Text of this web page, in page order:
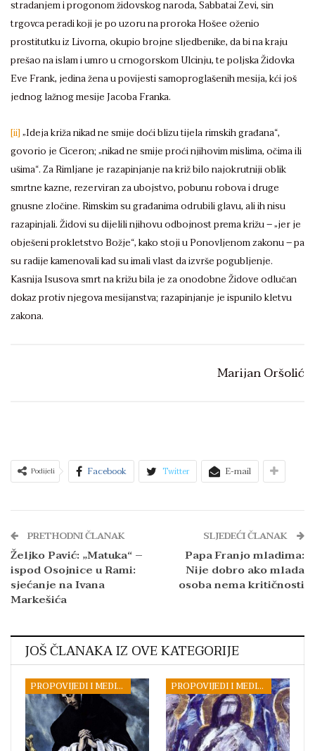
stradanjem i progonom židovskog naroda, Sabbatai Zevi, sin
trgovca peradi koji je po uzoru na proroka Hošee oženio
prostitutku iz Livorna, okupio brojne sljedbenike, da bi na kraju
prešao na islam i umro u crnogorskom Ulcinju, te poljska Židovka
Eve Frank, jedina žena u povijesti samoproglašenih mesija, kći još
jednog lažnog mesije Jacoba Franka.
[ii]„Ideja križa nikad ne smije doći blizu tijela rimskih građana“,
govorio je Ciceron; „nikad ne smije proći njihovim mislima, očima ili
ušima“. Za Rimljane je razapinjanje na križ bilo najokrutniji oblik
smrtne kazne, rezerviran za ubojstvo, pobunu robova i druge
gnusne zločine. Rimskim su građanima odrubili glavu, ali ih nisu
razapinjali. Židovi su dijelili njihovu odbojnost prema križu – „jer je
obješeni prokletstvo Božje“, kako stoji u Ponovljenom zakonu – pa
su radije kamenovali kad su imali vlast da izvrše pogubljenje.
Kasnija Isusova smrt na križu bila je za onodobne Židove odlučan
dokaz protiv njegova mesijanstva; razapinjanje je ispunilo kletvu
zakona.
Marijan Oršolić
Podijeli Facebook Twitter E-mail
PRETHODNI ČLANAK
Željko Pavić: „Matuka“ –
ispod Osojnice u Rami:
sjećanje na Ivana
Markešića
SLJEDEĆI ČLANAK
Papa Franjo mladima:
Nije dobro ako mlada
osoba nema kritičnosti
JOŠ ČLANAKA IZ OVE KATEGORIJE
PROPOVIJEDI I MEDITACIJE PROPOVIJEDI I MEDITACIJE